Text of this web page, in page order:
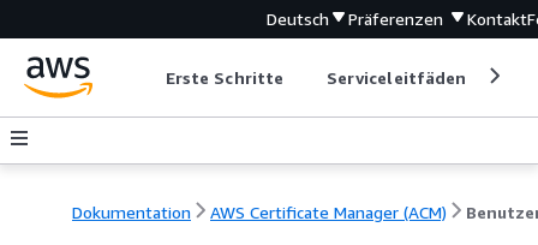
Deutsch Präferenzen Kontakt
Erste Schritte Serviceleitfäden
Dokumentation AWS Certificate Manager (ACM)